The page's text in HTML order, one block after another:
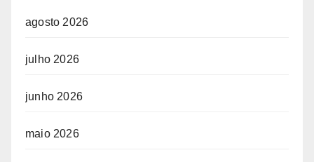
agosto 2026
julho 2026
junho 2026
maio 2026